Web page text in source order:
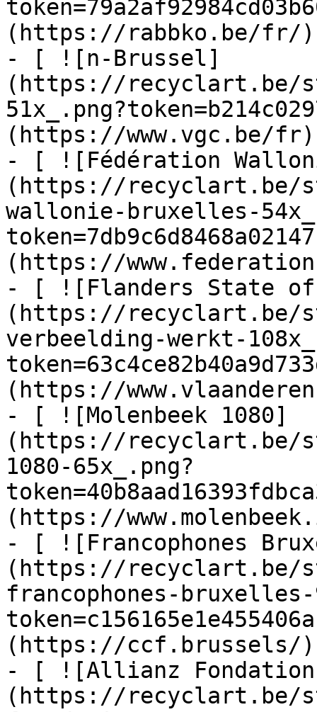
(https://rabbko.be/fr/)
- [ ![n-Brussel]
(https://recyclart.be/
(https://www.vgc.be/fr)
- [ ![Fédération
(https://recyclart.be/
wallonie-bruxelles-
(https://
- [ ![Flanders State
(https://recyclart.be/
verbeelding-werkt-
(https://
- [ ![Molenbeek 1080]
(https://recyclart.be/
1080-65x_.png?
(https://
- [ ![Francophones
(https://recyclart.be/
francophones-bruxelles-
(https://ccf.brussels/)
- [ ![Allianz
(https://recyclart.be/